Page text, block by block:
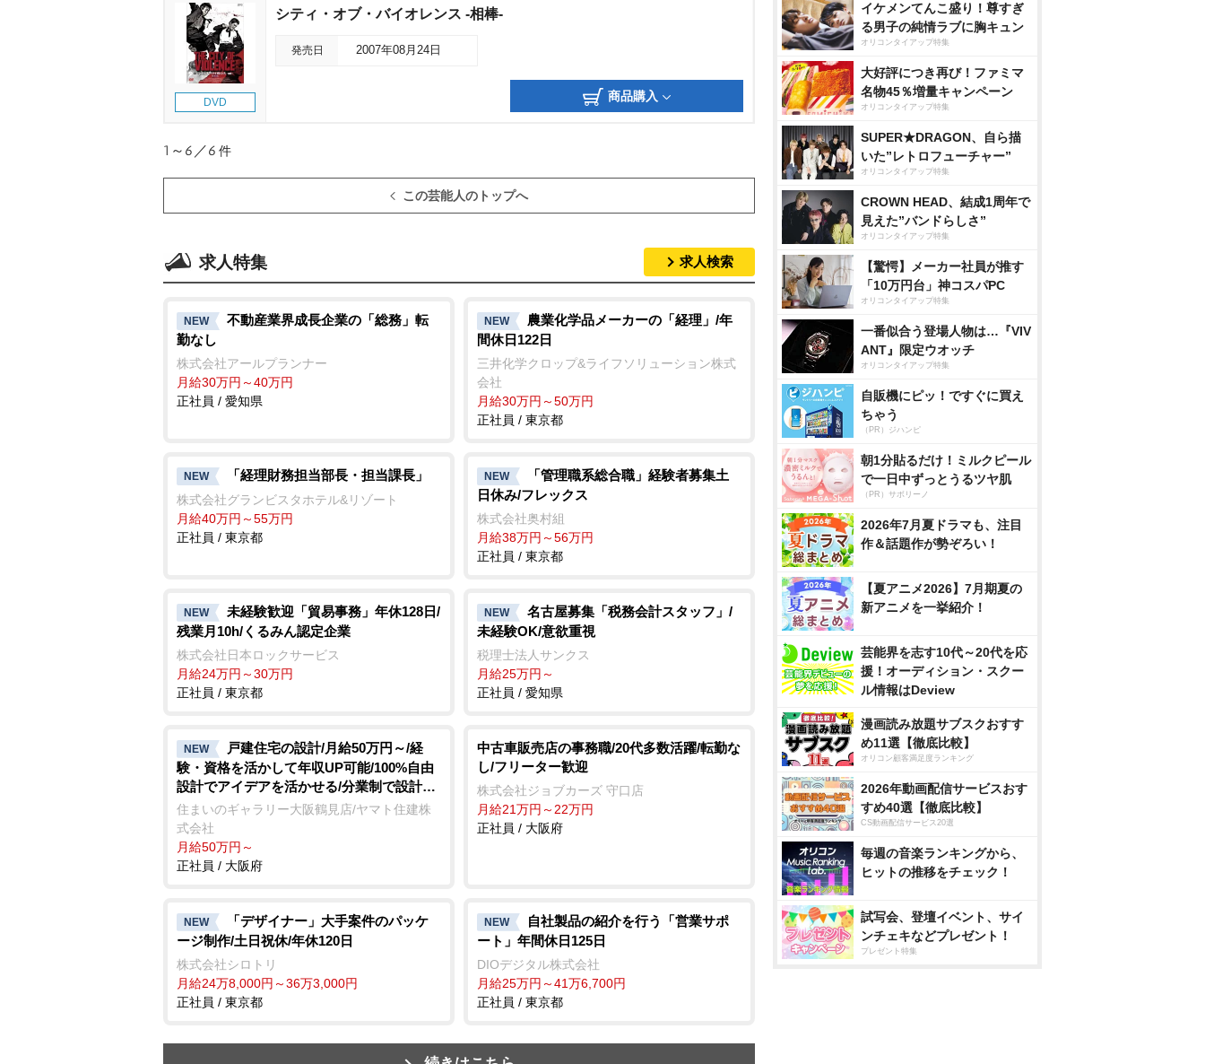
e
DVD
シティ・オブ・バイオレンス -相棒-
発売日 2007年08月24日
商品購入
1～6／6 件
この芸能人のトップへ
求人特集 求人検索
NEW
不動産業界成長企業の「総務」転
勤なし
株式会社アールプランナー
月給30万円～40万円
正社員 / 愛知県
NEW
農業化学品メーカーの「経理」/年
間休日122日
三井化学クロップ&ライフソリューション株式
会社
月給30万円～50万円
正社員 / 東京都
NEW 「経理財務担当部長・担当課長」
株式会社グランビスタホテル&リゾート
月給40万円～55万円
正社員 / 東京都
NEW
「管理職系総合職」経験者募集土
日休み/フレックス
株式会社奥村組
月給38万円～56万円
正社員 / 東京都
NEW
未経験歓迎「貿易事務」年休128日/
残業月10h/くるみん認定企業
株式会社日本ロックサービス
月給24万円～30万円
正社員 / 東京都
NEW
名古屋募集「税務会計スタッフ」/
未経験OK/意欲重視
税理士法人サンクス
月給25万円～
正社員 / 愛知県
NEW
戸建住宅の設計/月給50万円～/経
験・資格を活かして年収UP可能/100%自由
設計でアイデアを活かせる/分業制で設計に
集中/完全週休2日制
住まいのギャラリー大阪鶴見店/ヤマト住建株
式会社
月給50万円～
正社員 / 大阪府
中古車販売店の事務職/20代多数活躍/転勤な
し/フリーター歓迎
株式会社ジョブカーズ 守口店
月給21万円～22万円
正社員 / 大阪府
NEW
「デザイナー」大手案件のパッケ
ージ制作/土日祝休/年休120日
株式会社シロトリ
月給24万8,000円～36万3,000円
正社員 / 東京都
NEW
自社製品の紹介を行う「営業サポ
ート」年間休日125日
DIOデジタル株式会社
月給25万円～41万6,700円
正社員 / 東京都
イケメンてんこ盛り！尊すぎ
る男子の純情ラブに胸キュン
オリコンタイアップ特集
大好評につき再び！ファミマ
名物45％増量キャンペーン
オリコンタイアップ特集
SUPER★DRAGON、自ら描
いた”レトロフューチャー”
オリコンタイアップ特集
CROWN HEAD、結成1周年で
見えた”バンドらしさ”
オリコンタイアップ特集
【驚愕】メーカー社員が推す
「10万円台」神コスパPC
オリコンタイアップ特集
一番似合う登場人物は…『VIV
ANT』限定ウオッチ
オリコンタイアップ特集
自販機にピッ！ですぐに買え
ちゃう
（PR）ジハンピ
朝1分貼るだけ！ミルクピール
で一日中ずっとうるツヤ肌
（PR）サボリーノ
2026年7月夏ドラマも、注目
作＆話題作が勢ぞろい！
【夏アニメ2026】7月期夏の
新アニメを一挙紹介！
芸能界を志す10代～20代を応
援！オーディション・スクー
ル情報はDeview
漫画読み放題サブスクおすす
め11選【徹底比較】
オリコン顧客満足度ランキング
2026年動画配信サービスおす
すめ40選【徹底比較】
CS動画配信サービス20選
毎週の音楽ランキングから、
ヒットの推移をチェック！
試写会、登壇イベント、サイ
ンチェキなどプレゼント！
プレゼント特集